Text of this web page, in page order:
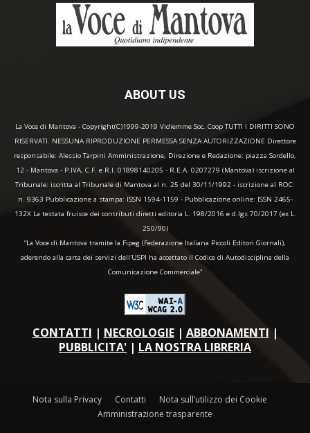
ABOUT US
La Voce di Mantova - Copyright(C)1999-2019 Vidiemme Soc. Coop TUTTI I DIRITTI SONO
RISERVATI. NESSUNA RIPRODUZIONE PERMESSA SENZA AUTORIZZAZIONE Direttore
responsabile: Alessio Tarpini Amministrazione, Direzione e Redazione: piazza Sordello,
12 - Mantova - P.IVA, C.F. e R.I. 01898140205 - R.E.A. 0207279 (Mantova) iscrizione al
Tribunale: iscritta al Tribunale di Mantova al n. 25 del 30/11/1992 - iscrizione al ROC:
n. 9363 Pubblicazione a stampa: ISSN 1594-1159 - Pubblicazione online: ISSN 2465-
132X La testata fruisce dei contributi diretti editoria L. 198/2016 e d.lgs 70/2017 (ex L.
250/90)
“La Voce di Mantova tramite la Fipeg (Federazione Italiana Piccoli Editori Giornali),
aderendo alla carta dei servizi dell'USPI ha accettato il Codice di Autodisciplina della
Comunicazione Commerciale"
CONTATTI | NECROLOGIE| ABBONAMENTI |
PUBBLICITA' | LA NOSTRA LIBRERIA
Nota sulla Privacy Contatti
Nota sull’utilizzo dei Cookie
Amministrazione trasparente